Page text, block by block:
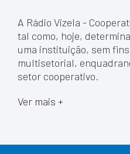
A Rádio Vizela -
tal como, hoje,
uma instituição, sem
multisetorial,
setor cooperativo.
Ver mais +